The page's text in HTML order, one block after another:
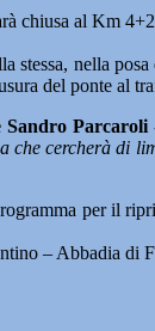
chiusa al Km
stessa, nella
del ponte al
Sandro Parcaroli
che cercherà di
per il
– Abbadia di